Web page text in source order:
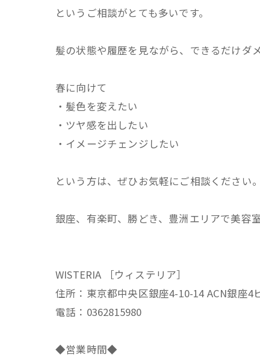
というご相談がとても多いです。
髪の状態や履歴を見ながら、できるだけダ
春に向けて
・髪色を変えたい
・ツヤ感を出したい
・イメージチェンジしたい
という方は、ぜひお気軽にご相談ください。
銀座、有楽町、勝どき、豊洲エリアで美容
WISTERIA ［ウィステリア］
住所：東京都中央区銀座4-10-14 ACN銀座4
電話：0362815980
◆営業時間◆